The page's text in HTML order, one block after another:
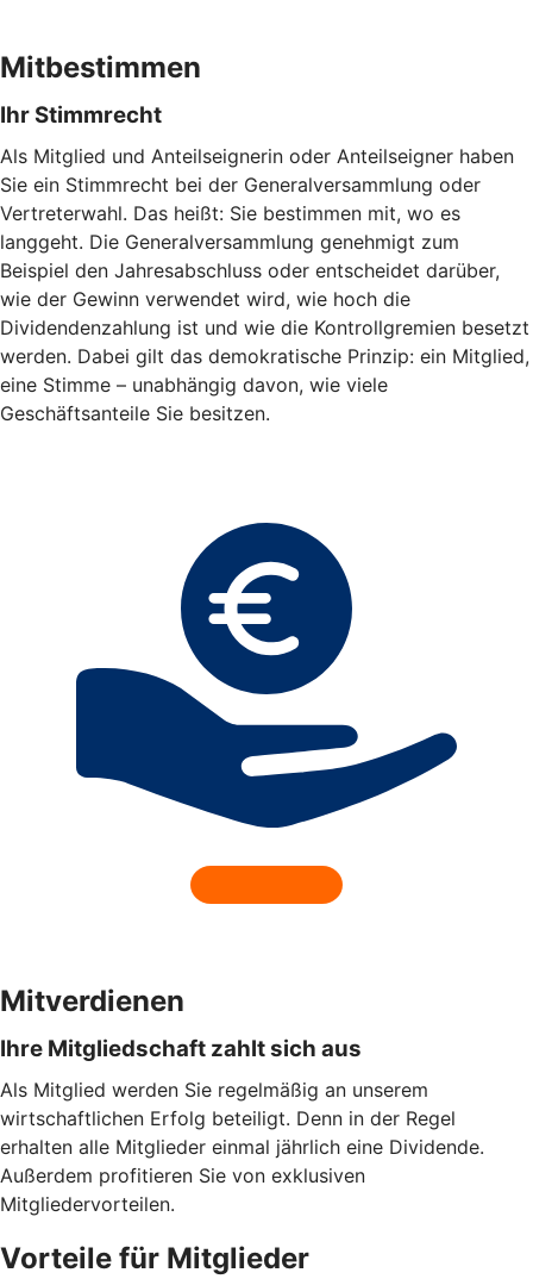
Mitbestimmen
Ihr Stimmrecht
Als Mitglied und Anteilseignerin oder Anteilseigner haben
Sie ein Stimmrecht bei der Generalversammlung oder
Vertreterwahl. Das heißt: Sie bestimmen mit, wo es
langgeht. Die Generalversammlung genehmigt zum
Beispiel den Jahresabschluss oder entscheidet darüber,
wie der Gewinn verwendet wird, wie hoch die
Dividendenzahlung ist und wie die Kontrollgremien besetzt
werden. Dabei gilt das demokratische Prinzip: ein Mitglied,
eine Stimme – unabhängig davon, wie viele
Geschäftsanteile Sie besitzen.
Mitverdienen
Ihre Mitgliedschaft zahlt sich aus
Als Mitglied werden Sie regelmäßig an unserem
wirtschaftlichen Erfolg beteiligt. Denn in der Regel
erhalten alle Mitglieder einmal jährlich eine Dividende.
Außerdem profitieren Sie von exklusiven
Mitgliedervorteilen.
Vorteile für Mitglieder